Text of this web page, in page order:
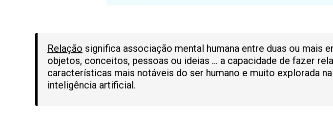
Relação significa associação mental humana entre duas ou mais
objetos, conceitos, pessoas ou ideias … a capacidade de fazer
características mais notáveis do ser humano e muito explorada
inteligência artificial.